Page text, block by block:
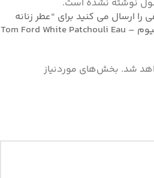
نوشته نشده است.
ارسال می کنید برای “عطر زنانه
تام فورد وایت پَچولی ادوپرفیوم – Tom Ford White Patchouli Eau
شد. بخش‌های موردنیاز